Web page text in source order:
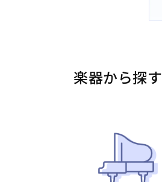
楽器から探す